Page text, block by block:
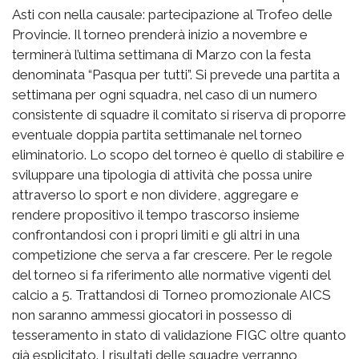
Asti con nella causale: partecipazione al Trofeo delle
Provincie. Il torneo prenderà inizio a novembre e
terminerà l’ultima settimana di Marzo con la festa
denominata “Pasqua per tutti”. Si prevede una partita a
settimana per ogni squadra, nel caso di un numero
consistente di squadre il comitato si riserva di proporre
eventuale doppia partita settimanale nel torneo
eliminatorio. Lo scopo del torneo è quello di stabilire e
sviluppare una tipologia di attività che possa unire
attraverso lo sport e non dividere, aggregare e
rendere propositivo il tempo trascorso insieme
confrontandosi con i propri limiti e gli altri in una
competizione che serva a far crescere. Per le regole
del torneo si fa riferimento alle normative vigenti del
calcio a 5. Trattandosi di Torneo promozionale AICS
non saranno ammessi giocatori in possesso di
tesseramento in stato di validazione FIGC oltre quanto
già esplicitato. I risultati delle squadre verranno